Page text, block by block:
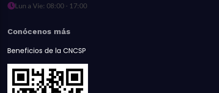
Lun a Vie: 08:00 - 17:00
Conócenos más
Beneficios de la CNCSP